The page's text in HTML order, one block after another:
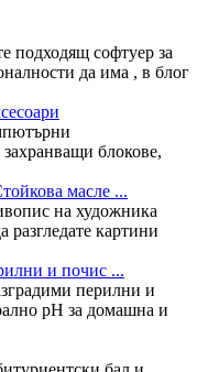
подходящ софтуер за
да има , в блог
блокове,
масле ...
на художника
картини
и почис ...
перилни и
рН за домашна и